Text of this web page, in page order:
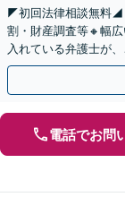
◤初回法律相談無料◢
割・財産調査等🔸幅
入れている弁護士が
す。まずはじっくり
電話でお問